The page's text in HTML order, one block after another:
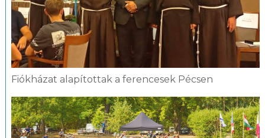
Fiókházat alapítottak a ferencesek Pécsen